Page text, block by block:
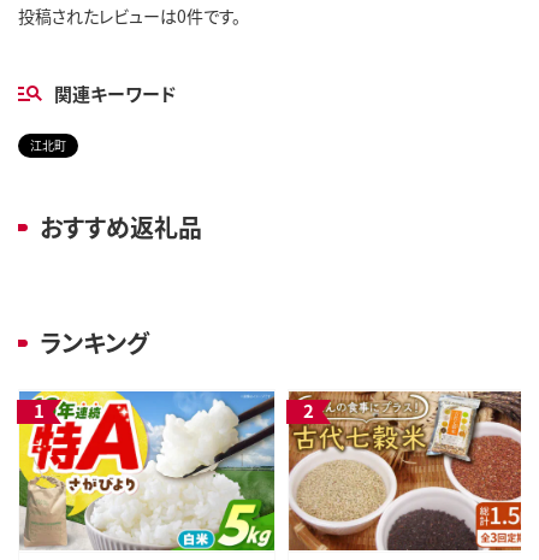
投稿されたレビューは0件です。
関連キーワード
江北町
おすすめ返礼品
ランキング